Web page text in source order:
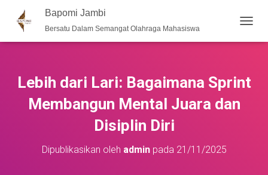
Bapomi Jambi
Bersatu Dalam Semangat Olahraga Mahasiswa
O
L
E
Lebih dari Lari: Bagaimana Sprint
Membangun Mental Juara dan
Disiplin Diri
Dipublikasikan oleh adminpada 21/11/2025